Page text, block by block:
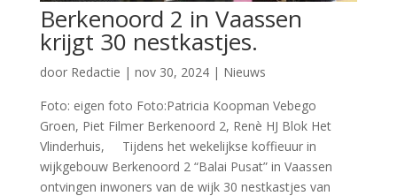
Berkenoord 2 in Vaassen
krijgt 30 nestkastjes.
door Redactie | nov 30, 2024| Nieuws
Foto: eigen foto Foto:Patricia Koopman Vebego
Groen, Piet Filmer Berkenoord 2, Renè HJ Blok Het
Vlinderhuis, Tijdens het wekelijkse koffieuur in
wijkgebouw Berkenoord 2 “Balai Pusat” in Vaassen
ontvingen inwoners van de wijk 30 nestkastjes van